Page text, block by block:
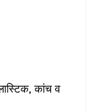
कांच व